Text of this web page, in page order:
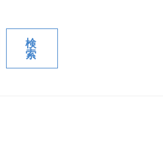
検
索